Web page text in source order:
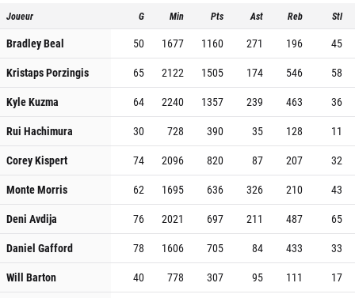
Joueur G Min Pts Ast Reb Stl
Bradley Beal 50 1677 1160 271 196
45
Kristaps Porzingis
65 2122 1505 174 546
58
Kyle Kuzma
64 2240 1357 239 463
36
Rui Hachimura
30 728 390 35 128
11
Corey Kispert
74 2096 820 87 207
32
Monte Morris
62 1695 636 326 210
43
Deni Avdija
76 2021 697 211 487
65
Daniel Gafford
78 1606 705 84 433
33
Will Barton
40 778 307 95 111
17